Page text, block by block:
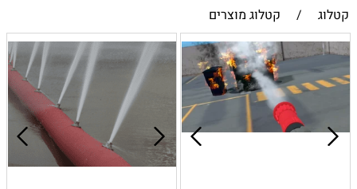
קטלוג
/ קטלוג מוצרים